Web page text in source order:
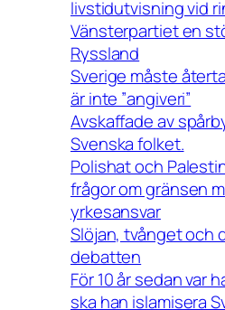
livstidutvisning vid
Vänsterpartiet en
Ryssland
Sverige måste
är inte ”angiveri”
Avskaffade av
Svenska folket.
Polishat och
frågor om gränsen
yrkesansvar
Slöjan, tvånget och
debatten
För 10 år sedan var
ska han islamisera